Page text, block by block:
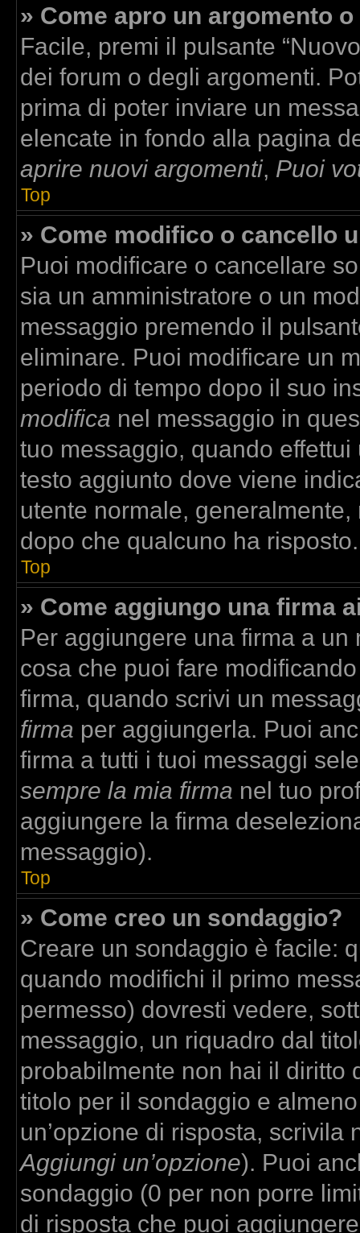
» Come apro un argomento
Facile, premi il pulsante
dei forum o degli argomenti.
prima di poter inviare un
elencate in fondo alla pagina
aprire nuovi argomenti, Puoi
Top
» Come modifico o cancello
Puoi modificare o cancellare
sia un amministratore o un
messaggio premendo il
eliminare. Puoi modificare un
periodo di tempo dopo il suo
modifica nel messaggio in
tuo messaggio, quando
testo aggiunto dove viene
utente normale,
dopo che qualcuno ha risposto.
Top
» Come aggiungo una firma
Per aggiungere una firma a
cosa che puoi fare
firma, quando scrivi un
firma per aggiungerla. Puoi
firma a tutti i tuoi messaggi
sempre la mia firma nel tuo
aggiungere la firma
messaggio).
Top
» Come creo un sondaggio?
Creare un sondaggio è facile:
quando modifichi il primo
permesso) dovresti vedere,
messaggio, un riquadro dal
probabilmente non hai il diritto
titolo per il sondaggio e
un’opzione di risposta, scrivila
Aggiungi un’opzione). Puoi
sondaggio (0 per non porre
di risposta che puoi